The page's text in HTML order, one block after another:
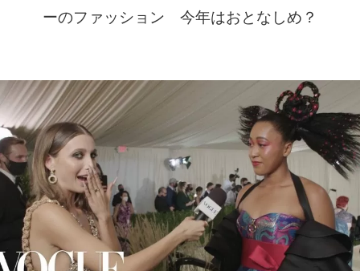
ーのファッション 今年はおとなしめ？